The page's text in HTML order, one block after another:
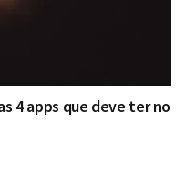
4 apps que deve ter no